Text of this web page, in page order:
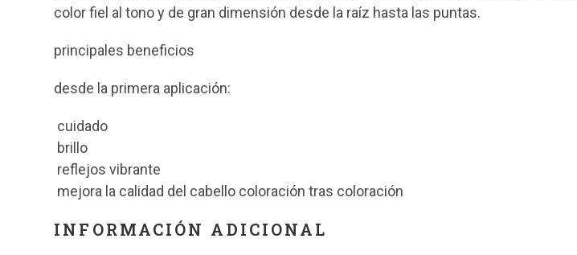
color fiel al tono y de gran dimensión desde la raíz hasta las puntas.
principales beneficios
desde la primera aplicación:
cuidado
brillo
reflejos vibrante
mejora la calidad del cabello coloración tras coloración
INFORMACIÓN ADICIONAL